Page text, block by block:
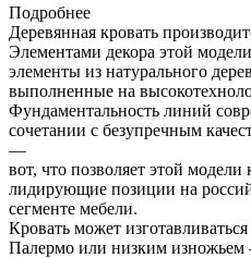
Подробнее
Деревянная кровать
Элементами декора этой
элементы из натурального
выполненные на
Фундаментальность линий
сочетании с безупречным
—
вот, что позволяет этой
лидирующие позиции на
сегменте мебели.
Кровать может
Палермо или низким